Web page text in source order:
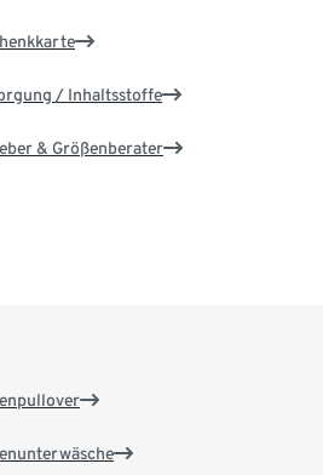
/ Inhaltsstoffe
& Größenberater